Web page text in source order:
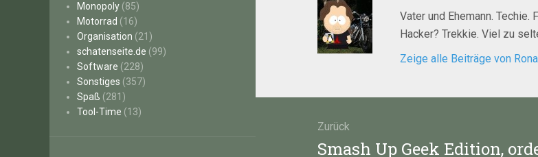
Monopoly (85)
Motorrad (16)
Organisation (21)
schatenseite.de (99)
Software (228)
Sonstiges (357)
Spaß (281)
Tool-Time (13)
Vater und Ehemann.
Hacker? Trekkie. Viel zu
Zeige alle Beiträge von
Zurück
Vorheriger
Smash Up Geek Edition,